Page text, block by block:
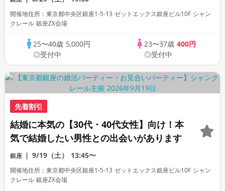
開催地住所：東京都中央区銀座1-5-13 ゼットエックス銀座ビル10F シャン
クレール 銀座ZX会場
25〜40歳 5,000円
◎受付中
23〜37歳 400円
◎受付中
先着割引
結婚に本気の【30代・40代女性】向け！本
気で結婚したい男性との出会いがあります
銀座 9/19（土） 13:45〜
開催地住所：東京都中央区銀座1-5-13 ゼットエックス銀座ビル10F シャン
クレール 銀座ZX会場